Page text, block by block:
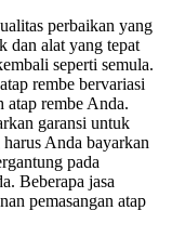
perbaikan yang
dan alat yang tepat
seperti semula.
rembe bervariasi
atap rembe Anda.
garansi untuk
Anda bayarkan
pada
Beberapa jasa
pemasangan atap